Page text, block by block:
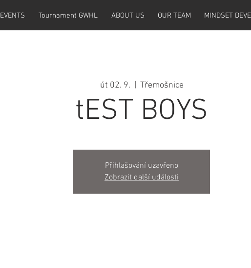
EVENTS Tournament GWHL ABOUT US OUR TEAM MINDSET
út 02. 9. Třemošnice
tEST BOYS
Přihlašování uzavřeno
Zobrazit další události